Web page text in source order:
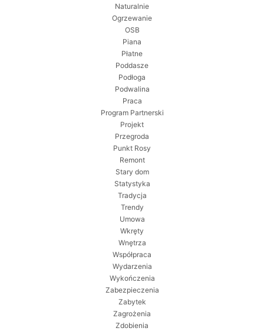
Naturalnie
Ogrzewanie
OSB
Piana
Płatne
Poddasze
Podłoga
Podwalina
Praca
Program Partnerski
Projekt
Przegroda
Punkt Rosy
Remont
Stary dom
Statystyka
Tradycja
Trendy
Umowa
Wkręty
Wnętrza
Współpraca
Wydarzenia
Wykończenia
Zabezpieczenia
Zabytek
Zagrożenia
Zdobienia